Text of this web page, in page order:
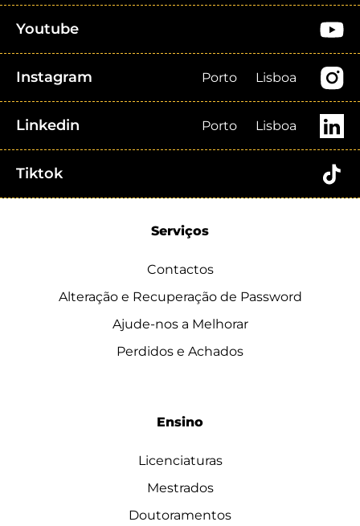
Youtube
Instagram Porto Lisboa
Linkedin Porto Lisboa
Tiktok
Serviços
Contactos
Alteração e Recuperação de Password
Ajude-nos a Melhorar
Perdidos e Achados
Ensino
Licenciaturas
Mestrados
Doutoramentos